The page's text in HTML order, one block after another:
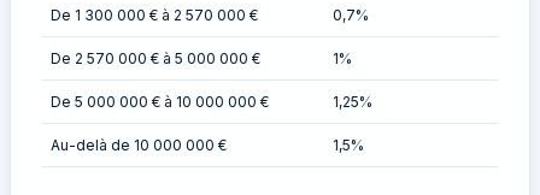
De 1 300 000 € à 2 570 000 € 0,7%
De 2 570 000 € à 5 000 000 € 1%
De 5 000 000 € à 10 000 000 € 1,25%
Au-delà de 10 000 000 € 1,5%